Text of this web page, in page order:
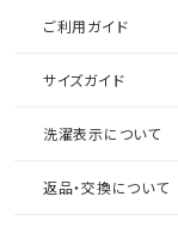
ご利用ガイド
サイズガイド
洗濯表示について
返品・交換について